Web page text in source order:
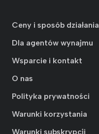
Ceny i sposób działania
Dla agentów wynajmu
Wsparcie i kontakt
O nas
Polityka prywatności
Warunki korzystania
Warunki subskrypcji